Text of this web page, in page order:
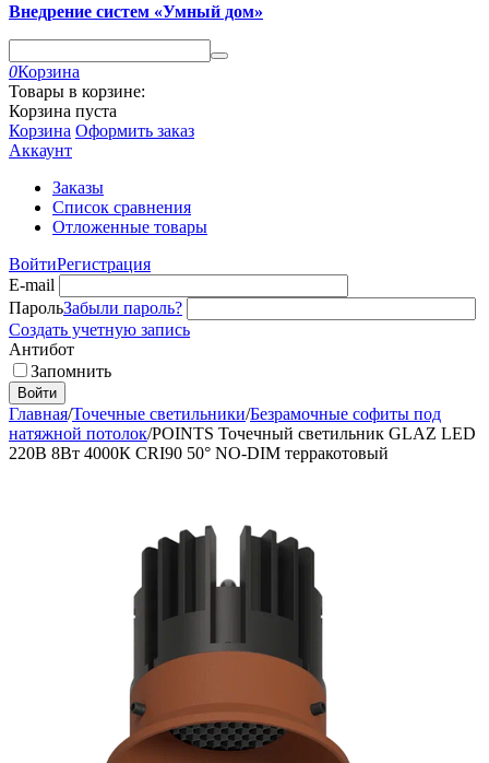
Внедрение систем «Умный дом»
0Корзина
Товары в корзине:
Корзина пуста
Корзина Оформить заказ
Аккаунт
Заказы
Список сравнения
Отложенные товары
ВойтиРегистрация
E-mail
ПарольЗабыли пароль?
Создать учетную запись
Антибот
Запомнить
Войти
Главная/Точечные светильники/Безрамочные софиты под
натяжной потолок/POINTS Точечный светильник GLAZ LED
220В 8Вт 4000К CRI90 50° NO-DIM терракотовый